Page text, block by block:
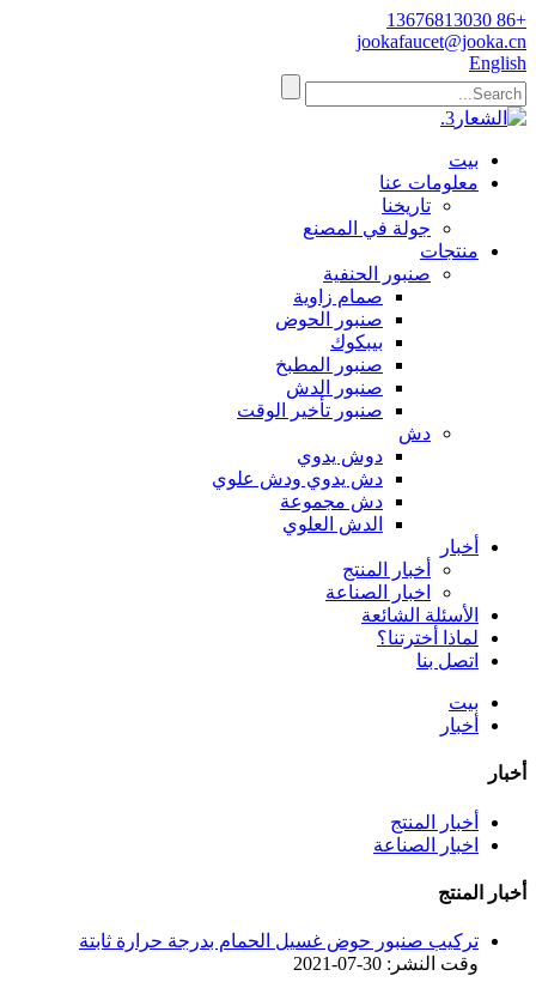
+86 13676813030
jookafaucet@jooka.cn
English
بيت
معلومات عنا
تاريخنا
جولة في المصنع
منتجات
صنبور الحنفية
صمام زاوية
صنبور الحوض
بيبكوك
صنبور المطبخ
صنبور الدش
صنبور تأخير الوقت
دش
دوش يدوي
دش يدوي ودش علوي
دش مجموعة
الدش العلوي
أخبار
أخبار المنتج
اخبار الصناعة
الأسئلة الشائعة
لماذا أخترتنا؟
اتصل بنا
بيت
أخبار
أخبار
أخبار المنتج
اخبار الصناعة
أخبار المنتج
تركيب صنبور حوض غسيل الحمام بدرجة حرارة ثابتة
وقت النشر: 30-07-2021